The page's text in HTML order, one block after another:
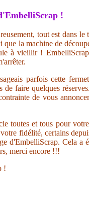
!
tout est dans
que la machine de
à vieillir !
parfois cette
de faire quelques
de vous
toutes et tous pour
fidélité, certains
d'EmbelliScrap. Cela a
merci encore !!!
!